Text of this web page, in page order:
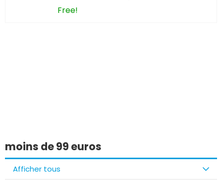
Free!
moins de 99 euros
Afficher tous